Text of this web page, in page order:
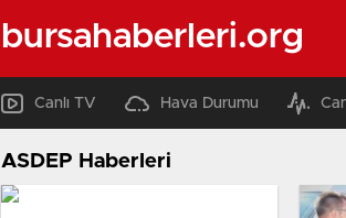
bursahaberleri.org
Canlı TV Hava Durumu
ASDEP Haberleri